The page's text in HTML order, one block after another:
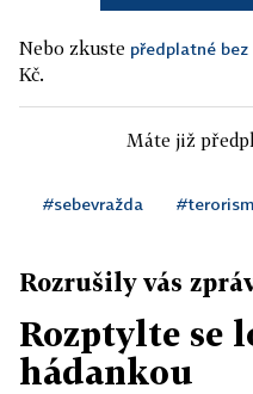
Nebo zkuste předplatné
Kč.
Máte již
#sebevražda
Rozrušily vás
Rozptylte se
hádankou